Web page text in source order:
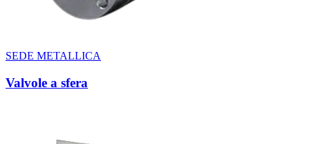
SEDE METALLICA
Valvole a sfera